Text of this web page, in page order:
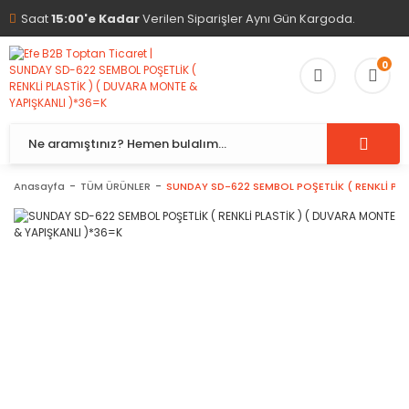
Saat15:00'e KadarVerilen Siparişler Aynı Gün Kargoda.
0
Anasayfa TÜM ÜRÜNLER SUNDAY SD-622 SEMBOL POŞETLİK ( RENKLİ